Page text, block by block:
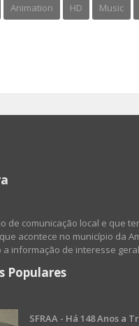
Animation HD Music
de comunicação local e que
acontece no município da
informação de interesse
Populares
SFRAA - Há 148 Anos a